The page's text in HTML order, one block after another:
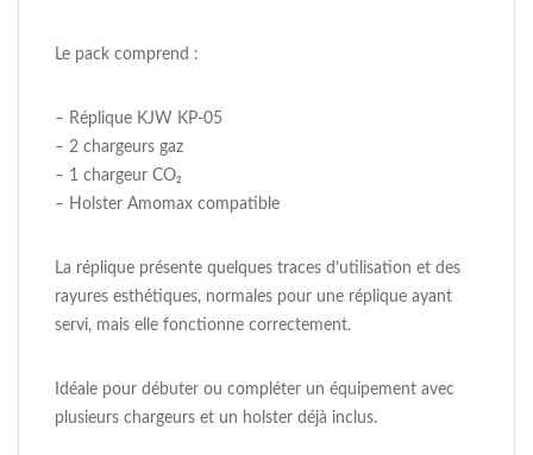
Le pack comprend :
– Réplique KJW KP-05
– 2 chargeurs gaz
– 1 chargeur CO₂
– Holster Amomax compatible
La réplique présente quelques traces d’utilisation et des
rayures esthétiques, normales pour une réplique ayant
servi, mais elle fonctionne correctement.
Idéale pour débuter ou compléter un équipement avec
plusieurs chargeurs et un holster déjà inclus.